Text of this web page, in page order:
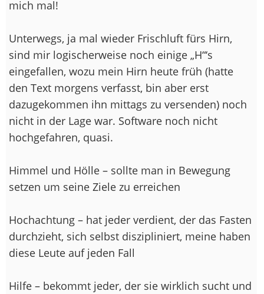
mich mal!
Unterwegs, ja mal wieder Frischluft fürs Hirn,
sind mir logischerweise noch einige „H“‘s
eingefallen, wozu mein Hirn heute früh (hatte
den Text morgens verfasst, bin aber erst
dazugekommen ihn mittags zu versenden) noch
nicht in der Lage war. Software noch nicht
hochgefahren, quasi.
Himmel und Hölle – sollte man in Bewegung
setzen um seine Ziele zu erreichen
Hochachtung – hat jeder verdient, der das Fasten
durchzieht, sich selbst diszipliniert, meine haben
diese Leute auf jeden Fall
Hilfe – bekommt jeder, der sie wirklich sucht und